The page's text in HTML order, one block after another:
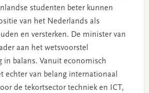
studenten beter kunnen
van het Nederlands als
en versterken. De minister van
aan het wetsvoorstel
in balans. Vanuit economisch
echter van belang internationaal
de tekortsector techniek en ICT,